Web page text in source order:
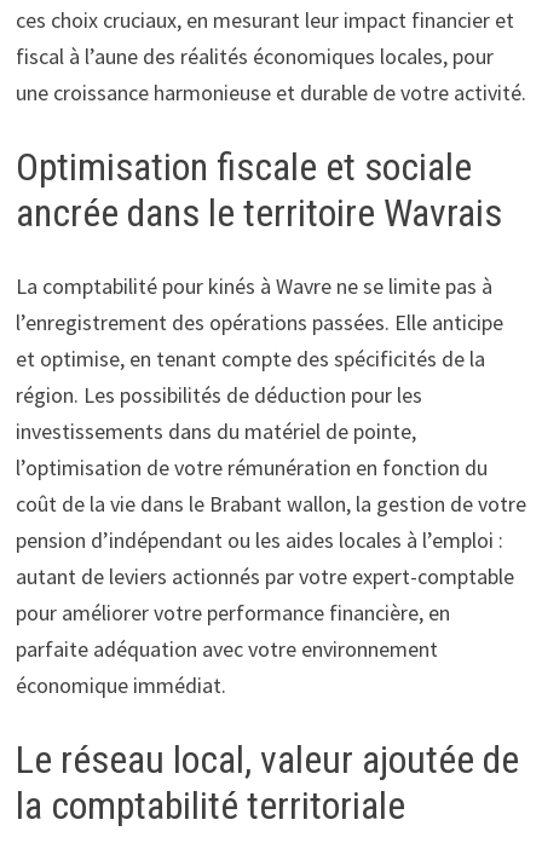
ces choix cruciaux, en mesurant leur impact financier et
fiscal à l’aune des réalités économiques locales, pour
une croissance harmonieuse et durable de votre activité.
Optimisation fiscale et sociale
ancrée dans le territoire Wavrais
La comptabilité pour kinés à Wavre ne se limite pas à
l’enregistrement des opérations passées. Elle anticipe
et optimise, en tenant compte des spécificités de la
région. Les possibilités de déduction pour les
investissements dans du matériel de pointe,
l’optimisation de votre rémunération en fonction du
coût de la vie dans le Brabant wallon, la gestion de votre
pension d’indépendant ou les aides locales à l’emploi :
autant de leviers actionnés par votre expert-comptable
pour améliorer votre performance financière, en
parfaite adéquation avec votre environnement
économique immédiat.
Le réseau local, valeur ajoutée de
la comptabilité territoriale